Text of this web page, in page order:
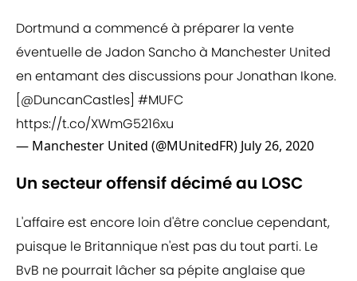
Dortmund a commencé à préparer la vente
éventuelle de Jadon Sancho à Manchester United
en entamant des discussions pour Jonathan Ikone.
@DuncanCastles #MUFC
https://t.co/XWmG5216xu
— Manchester United (@MUnitedFR) July 26, 2020
Un secteur offensif décimé au LOSC
L'affaire est encore loin d'être conclue cependant,
puisque le Britannique n'est pas du tout parti. Le
BvB ne pourrait lâcher sa pépite anglaise que